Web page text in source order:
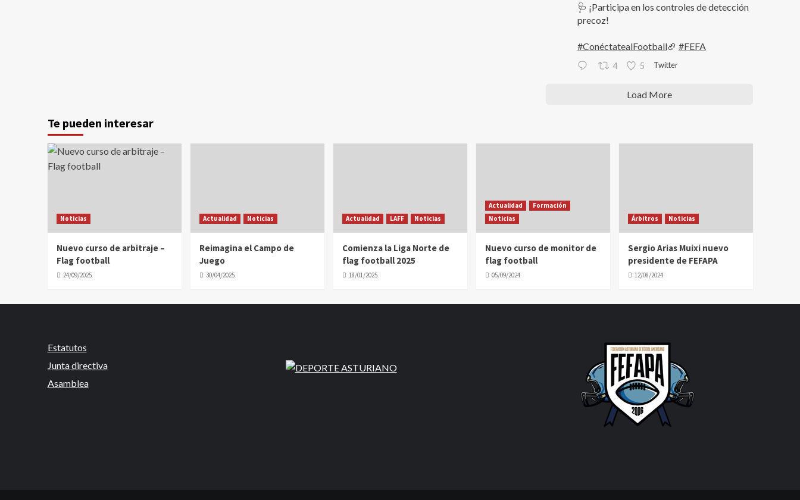
🩺 ¡Participa en los controles de detección
precoz!
#ConéctatealFootball🏈 #FEFA
4 5 Twitter
Load More
Te pueden interesar
Noticias
Nuevo curso de arbitraje –
Flag football
24/09/2025
Actualidad Noticias
Reimagina el Campo de
Juego
30/04/2025
Actualidad LAFF Noticias
Comienza la Liga Norte de
flag football 2025
18/01/2025
Actualidad
Formación
Noticias
Nuevo curso de monitor de
flag football
05/09/2024
Árbitros Noticias
Sergio Arias Muixi nuevo
presidente de FEFAPA
12/08/2024
Estatutos
Junta directiva
Asamblea